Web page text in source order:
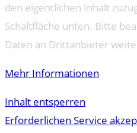
den eigentlichen Inhalt
Schaltfläche unten. Bitte
Daten an Drittanbieter
Mehr Informationen
Inhalt entsperren
Erforderlichen Service